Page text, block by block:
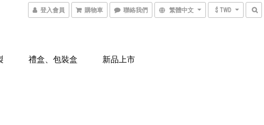
登入會員 購物車 聯絡我們 繁體中文 $ TWD
禮盒、包裝盒
新品上市